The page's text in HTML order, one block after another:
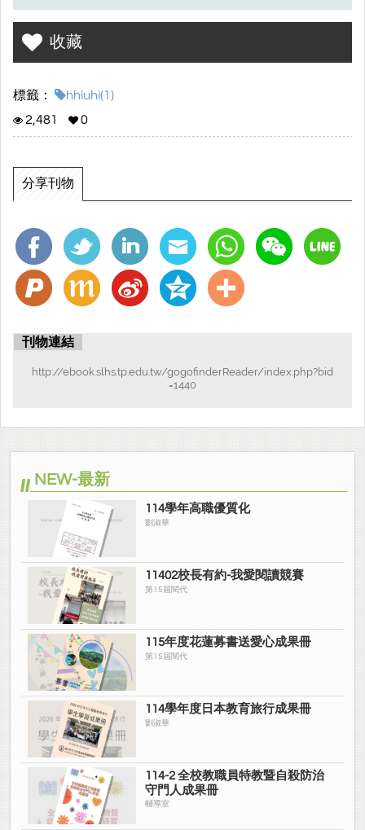
收藏
標籤：
hhiuhi(1)
2,481
0
分享刊物
刊物連結
http://ebook.slhs.tp.edu.tw/gogofinderReader/index.php?bid
=1440
NEW-最新
114學年高職優質化
劉淑華
11402校長有約-我愛閱讀競賽
第15屆閱代
115年度花蓮募書送愛心成果冊
第15屆閱代
114學年度日本教育旅行成果冊
劉淑華
114-2 全校教職員特教暨自殺防治
守門人成果冊
輔導室